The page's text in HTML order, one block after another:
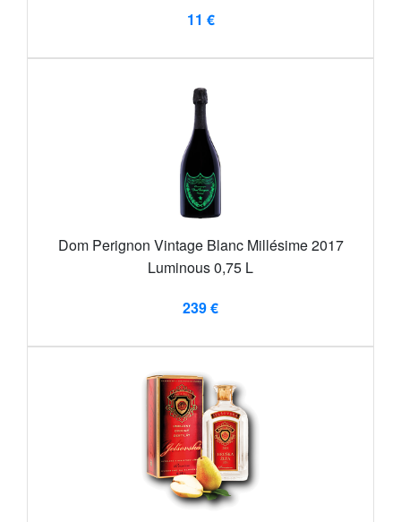
11 €
Dom Perignon Vintage Blanc Millésime 2017
Luminous 0,75 L
239 €